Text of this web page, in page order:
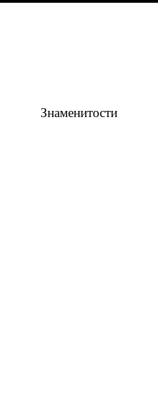
Знаменитости